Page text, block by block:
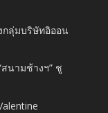
กลุ่มบริษัทอิออน
นามช้างฯ” ชู